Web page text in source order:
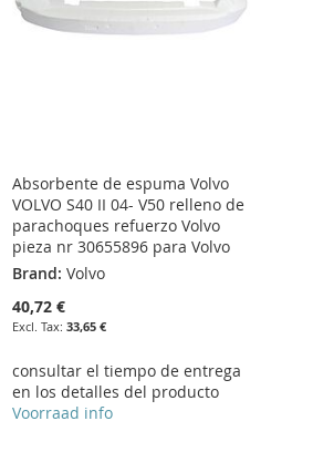
Absorbente de espuma Volvo
VOLVO S40 II 04- V50 relleno de
parachoques refuerzo Volvo
pieza nr 30655896 para Volvo
Brand: Volvo
40,72 €
33,65 €
consultar el tiempo de entrega
en los detalles del producto
Voorraad info